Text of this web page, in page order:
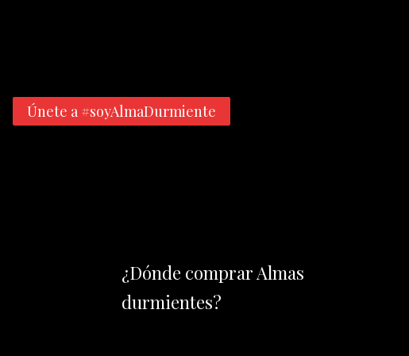
Únete a #soyAlmaDurmiente
¿Dónde comprar Almas
durmientes?